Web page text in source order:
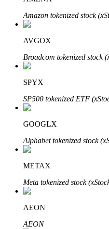
Investasi Otomatis
Raih keuntungan jangka
Bitrue
Amazon tokenized stock
AVGOX
Broadcom tokenized stock
SPYX
SP500 tokenized ETF
GOOGLX
Alphabet tokenized stock
METAX
Meta tokenized stock
AEON
AEON